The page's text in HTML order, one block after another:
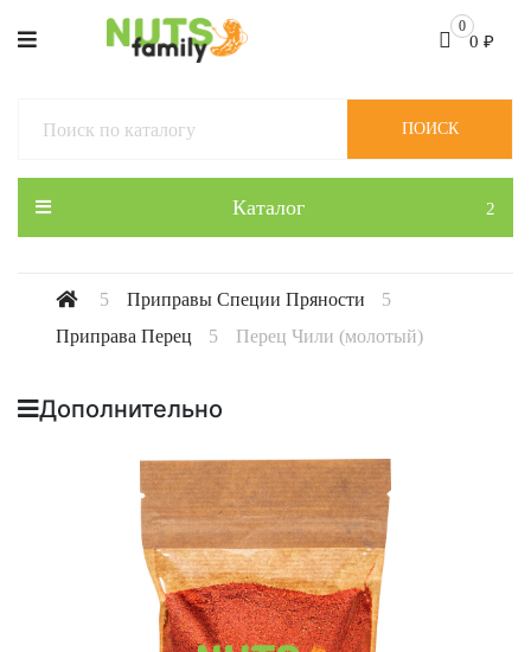
0
0 ₽
Каталог
ПОИСК
Приправы Специи Пряности
Приправа Перец
Перец Чили (молотый)
Дополнительно